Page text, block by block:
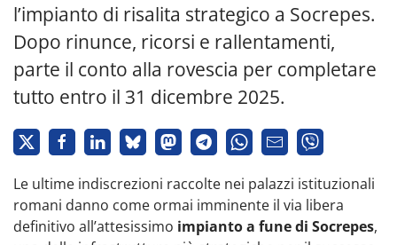
l’impianto di risalita strategico a Socrepes.
Dopo rinunce, ricorsi e rallentamenti,
parte il conto alla rovescia per completare
tutto entro il 31 dicembre 2025.
Le ultime indiscrezioni raccolte nei palazzi istituzionali
romani danno come ormai imminente il via libera
definitivo all’attesissimo impianto a fune di Socrepes,